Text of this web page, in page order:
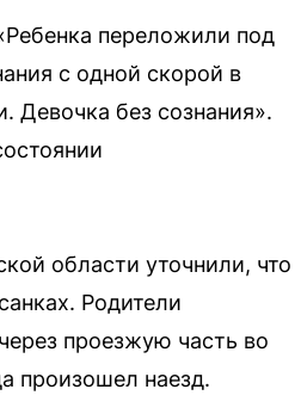
переложили под
с одной скорой в
Девочка без сознания».
области уточнили, что
Родители
проезжую часть во
произошел наезд.